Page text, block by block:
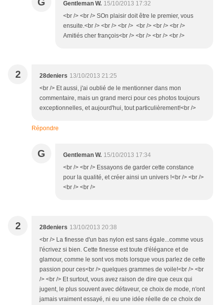
Gentleman W. 15/10/2013 17:32
<br /> <br /> SOn plaisir doit être le premier, vous
ensuite.<br /> <br /> <br /> <br /> <br /> <br />
Amitiés cher françois<br /> <br /> <br /> <br />
2 28deniers 13/10/2013 21:25
<br /> Et aussi, j'ai oublié de le mentionner dans mon
commentaire, mais un grand merci pour ces photos toujours
exceptionnelles, et aujourd'hui, tout particulièrement!<br />
Répondre
G Gentleman W. 15/10/2013 17:34
<br /> <br /> Essayons de garder cette constance
pour la qualité, et créer ainsi un univers !<br /> <br />
<br /> <br />
2 28deniers 13/10/2013 20:38
<br /> La finesse d'un bas nylon est sans égale...comme vous
l'écrivez si bien. Cette finesse est toute d'élégance et de
glamour, comme le sont vos mots lorsque vous parlez de cette
passion pour ces<br /> quelques grammes de voile!<br /> <br
/> <br /> Et surtout, vous avez raison de dire que ceux qui
jugent, le plus souvent avec défaveur, ce choix de mode, n'ont
jamais vraiment essayé, ni eu une idée réelle de ce choix de